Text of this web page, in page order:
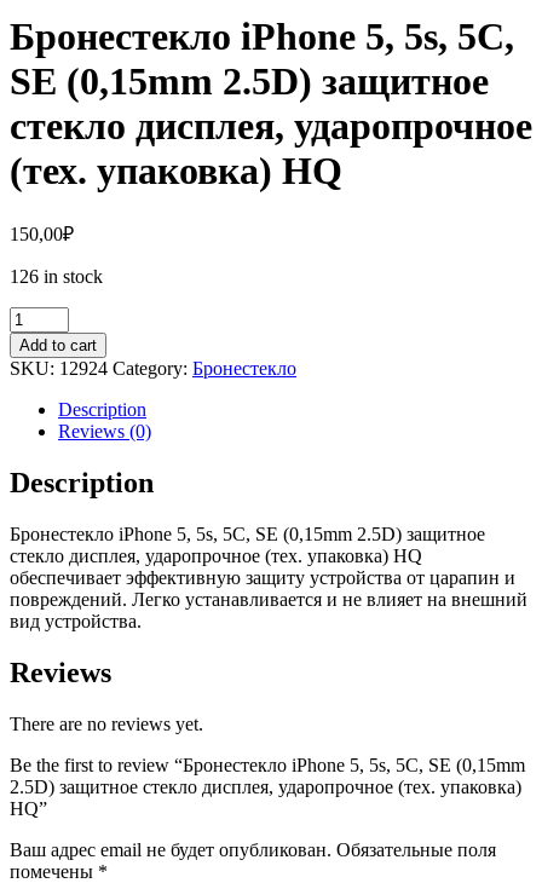
Бронестекло iPhone 5, 5s, 5C,
SE (0,15mm 2.5D) защитное
стекло дисплея, ударопрочное
(тех. упаковка) HQ
150,00₽
126 in stock
Бронестекло
iPhone
5,
5s,
(0,15mm
2.5D)
защитное
дисплея,
ударопрочное
(тех.
упаковка)
HQ
Add to cart
SKU: 12924 Category: Бронестекло
Description
Reviews (0)
Description
Бронестекло iPhone 5, 5s, 5C, SE (0,15mm 2.5D) защитное
стекло дисплея, ударопрочное (тех. упаковка) HQ
обеспечивает эффективную защиту устройства от царапин и
повреждений. Легко устанавливается и не влияет на внешний
вид устройства.
Reviews
There are no reviews yet.
Be the first to review “Бронестекло iPhone 5, 5s, 5C, SE (0,15mm
2.5D) защитное стекло дисплея, ударопрочное (тех. упаковка)
HQ”
Ваш адрес email не будет опубликован. Обязательные поля
помечены *